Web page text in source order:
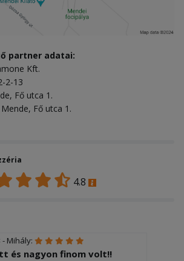
partner adatai:
Kft.
2-13
Fő utca 1.
Fő utca 1.
4.8
Mihály:
és nagyon finom volt!!